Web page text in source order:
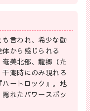
言われ、希少な動
から感じられる
美北部、龍郷（た
潮時にのみ現れる
ートロック』。地
れたパワースポッ